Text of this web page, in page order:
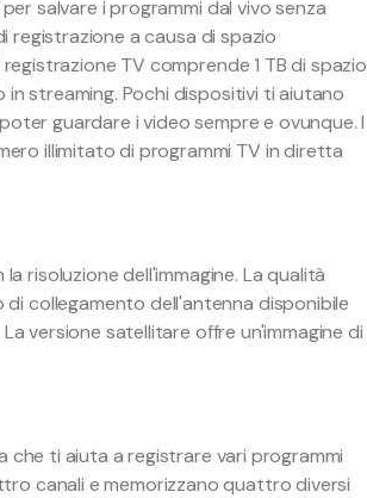
salvare i programmi dal vivo senza
registrazione a causa di spazio
TV comprende 1 TB di spazio
streaming. Pochi dispositivi ti aiutano
guardare i video sempre e ovunque. I
illimitato di programmi TV in diretta
risoluzione dell'immagine. La qualità
collegamento dell'antenna disponibile
versione satellitare offre un'immagine di
ti aiuta a registrare vari programmi
canali e memorizzano quattro diversi